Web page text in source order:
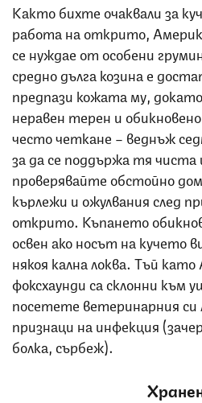
Както бихте очаквали за
работа на открито,
се нуждае от особени
средно дълга козина е
предпази кожата му,
неравен терен и
често четкане – веднъж
за да се поддържа тя чиста
проверявайте обстойно
кърлежи и ожулвания след
открито. Къпането
освен ако носът на кучето
някоя кална локва. Тъй
фоксхаунди са склонни към
посетете ветеринарния си
признаци на инфекция
болка, сърбеж).